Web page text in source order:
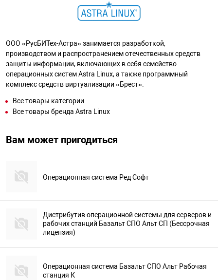
ООО «РусБИТех-Астра» занимается разработкой,
производством и распространением отечественных средств
защиты информации, включающих в себя семейство
операционных систем Astra Linux, а также программный
комплекс средств виртуализации «Брест».
Все товары категории
Все товары бренда Astra Linux
Вам может пригодиться
Операционная система Ред Софт
Дистрибутив операционной системы для серверов и
рабочих станций Базальт СПО Альт СП (Бессрочная
лицензия)
Операционная система Базальт СПО Альт Рабочая
станция К